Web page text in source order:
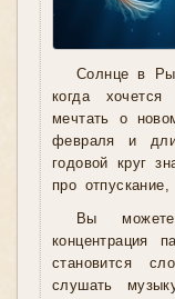
Солнце в
когда
мечтать о
февраля и
годовой круг
про
Вы
концентрация
становится
слушать